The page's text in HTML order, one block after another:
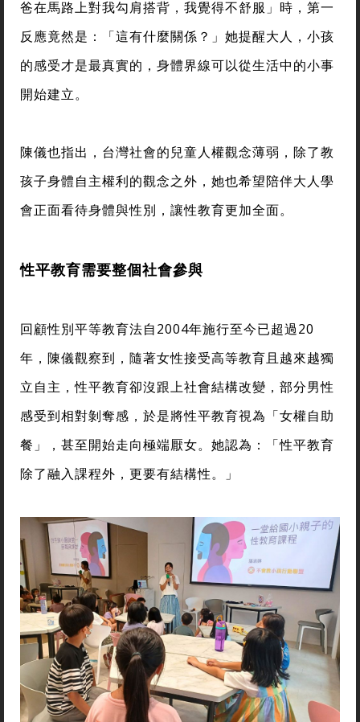
爸在馬路上對我勾肩搭背，我覺得不舒服」時，第一
反應竟然是：「這有什麼關係？」她提醒大人，小孩
的感受才是最真實的，身體界線可以從生活中的小事
開始建立。
陳儀也指出，台灣社會的兒童人權觀念薄弱，除了教
孩子身體自主權利的觀念之外，她也希望陪伴大人學
會正面看待身體與性別，讓性教育更加全面。
性平教育需要整個社會參與
回顧性別平等教育法自2004年施行至今已超過20
年，陳儀觀察到，隨著女性接受高等教育且越來越獨
立自主，性平教育卻沒跟上社會結構改變，部分男性
感受到相對剝奪感，於是將性平教育視為「女權自助
餐」，甚至開始走向極端厭女。她認為：「性平教育
除了融入課程外，更要有結構性。」